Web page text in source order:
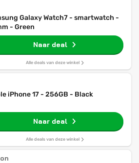
Galaxy Watch7 - smartwatch -
- Green
Naar deal
Alle deals van deze winkel
iPhone 17 - 256GB - Black
Naar deal
Alle deals van deze winkel